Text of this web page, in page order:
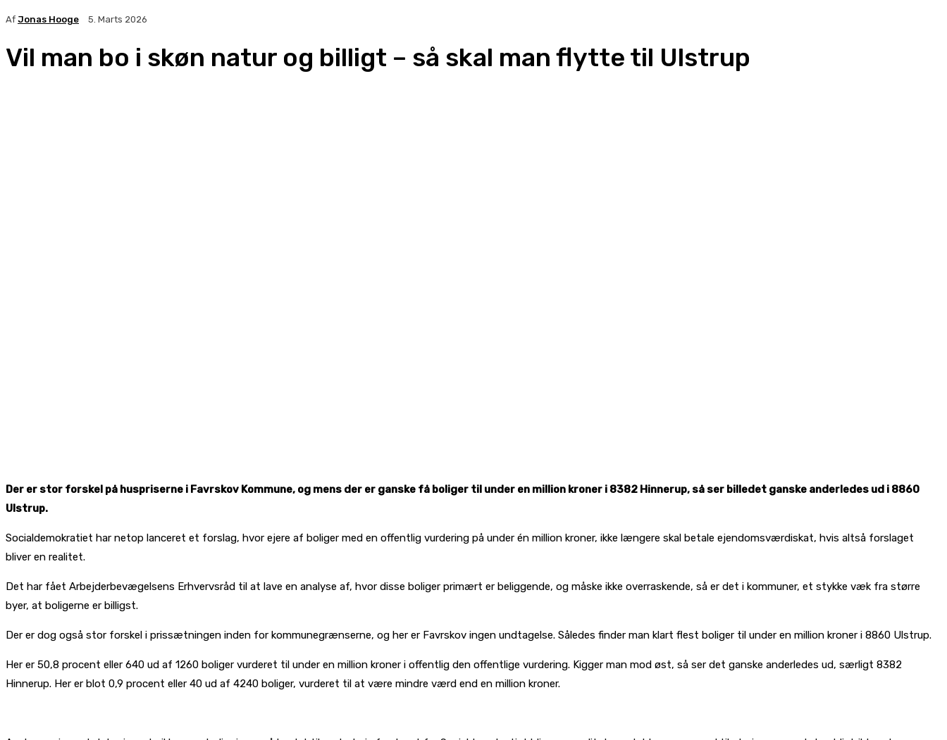
Af Jonas Hooge 5. Marts 2026
Vil man bo i skøn natur og billigt – så skal man flytte til Ulstrup
Der er stor forskel på huspriserne i Favrskov Kommune, og mens der er ganske få boliger til under en million kroner i 8382 Hinnerup, så ser billedet ganske anderledes ud i 8860
Ulstrup.
Socialdemokratiet har netop lanceret et forslag, hvor ejere af boliger med en offentlig vurdering på under én million kroner, ikke længere skal betale ejendomsværdiskat, hvis altså forslaget
bliver en realitet.
Det har fået Arbejderbevægelsens Erhvervsråd til at lave en analyse af, hvor disse boliger primært er beliggende, og måske ikke overraskende, så er det i kommuner, et stykke væk fra større
byer, at boligerne er billigst.
Der er dog også stor forskel i prissætningen inden for kommunegrænserne, og her er Favrskov ingen undtagelse. Således finder man klart flest boliger til under en million kroner i 8860 Ulstrup.
Her er 50,8 procent eller 640 ud af 1260 boliger vurderet til under en million kroner i offentlig den offentlige vurdering. Kigger man mod øst, så ser det ganske anderledes ud, særligt 8382
Hinnerup. Her er blot 0,9 procent eller 40 ud af 4240 boliger, vurderet til at være mindre værd end en million kroner.